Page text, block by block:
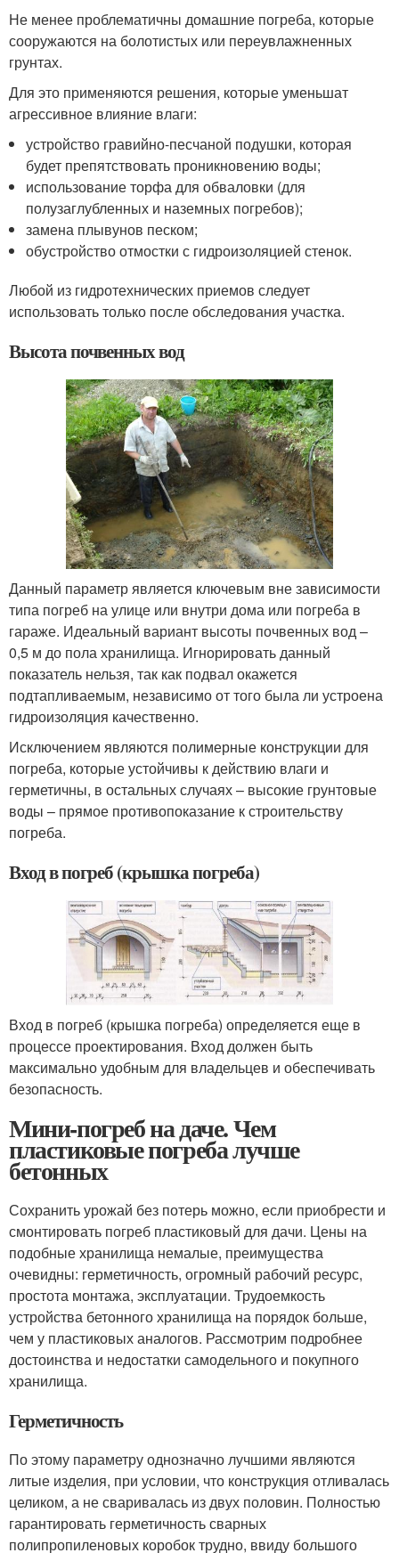
Не менее проблематичны домашние погреба, которые
сооружаются на болотистых или переувлажненных
грунтах.
Для это применяются решения, которые уменьшат
агрессивное влияние влаги:
устройство гравийно-песчаной подушки, которая
будет препятствовать проникновению воды;
использование торфа для обваловки (для
полузаглубленных и наземных погребов);
замена плывунов песком;
обустройство отмостки с гидроизоляцией стенок.
Любой из гидротехнических приемов следует
использовать только после обследования участка.
Высота почвенных вод
Данный параметр является ключевым вне зависимости
типа погреб на улице или внутри дома или погреба в
гараже. Идеальный вариант высоты почвенных вод –
0,5 м до пола хранилища. Игнорировать данный
показатель нельзя, так как подвал окажется
подтапливаемым, независимо от того была ли устроена
гидроизоляция качественно.
Исключением являются полимерные конструкции для
погреба, которые устойчивы к действию влаги и
герметичны, в остальных случаях – высокие грунтовые
воды – прямое противопоказание к строительству
погреба.
Вход в погреб (крышка погреба)
Вход в погреб (крышка погреба) определяется еще в
процессе проектирования. Вход должен быть
максимально удобным для владельцев и обеспечивать
безопасность.
Мини-погреб на даче. Чем
пластиковые погреба лучше
бетонных
Сохранить урожай без потерь можно, если приобрести и
смонтировать погреб пластиковый для дачи. Цены на
подобные хранилища немалые, преимущества
очевидны: герметичность, огромный рабочий ресурс,
простота монтажа, эксплуатации. Трудоемкость
устройства бетонного хранилища на порядок больше,
чем у пластиковых аналогов. Рассмотрим подробнее
достоинства и недостатки самодельного и покупного
хранилища.
Герметичность
По этому параметру однозначно лучшими являются
литые изделия, при условии, что конструкция отливалась
целиком, а не сваривалась из двух половин. Полностью
гарантировать герметичность сварных
полипропиленовых коробок трудно, ввиду большого